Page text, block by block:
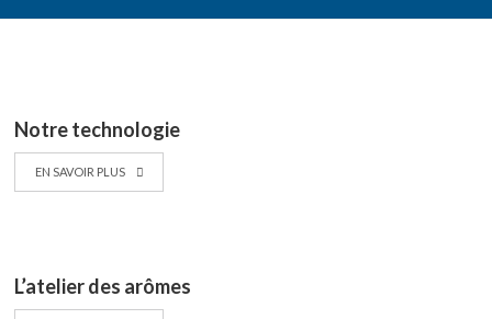
CONTACT
Notre technologie
EN SAVOIR PLUS
L’atelier des arômes